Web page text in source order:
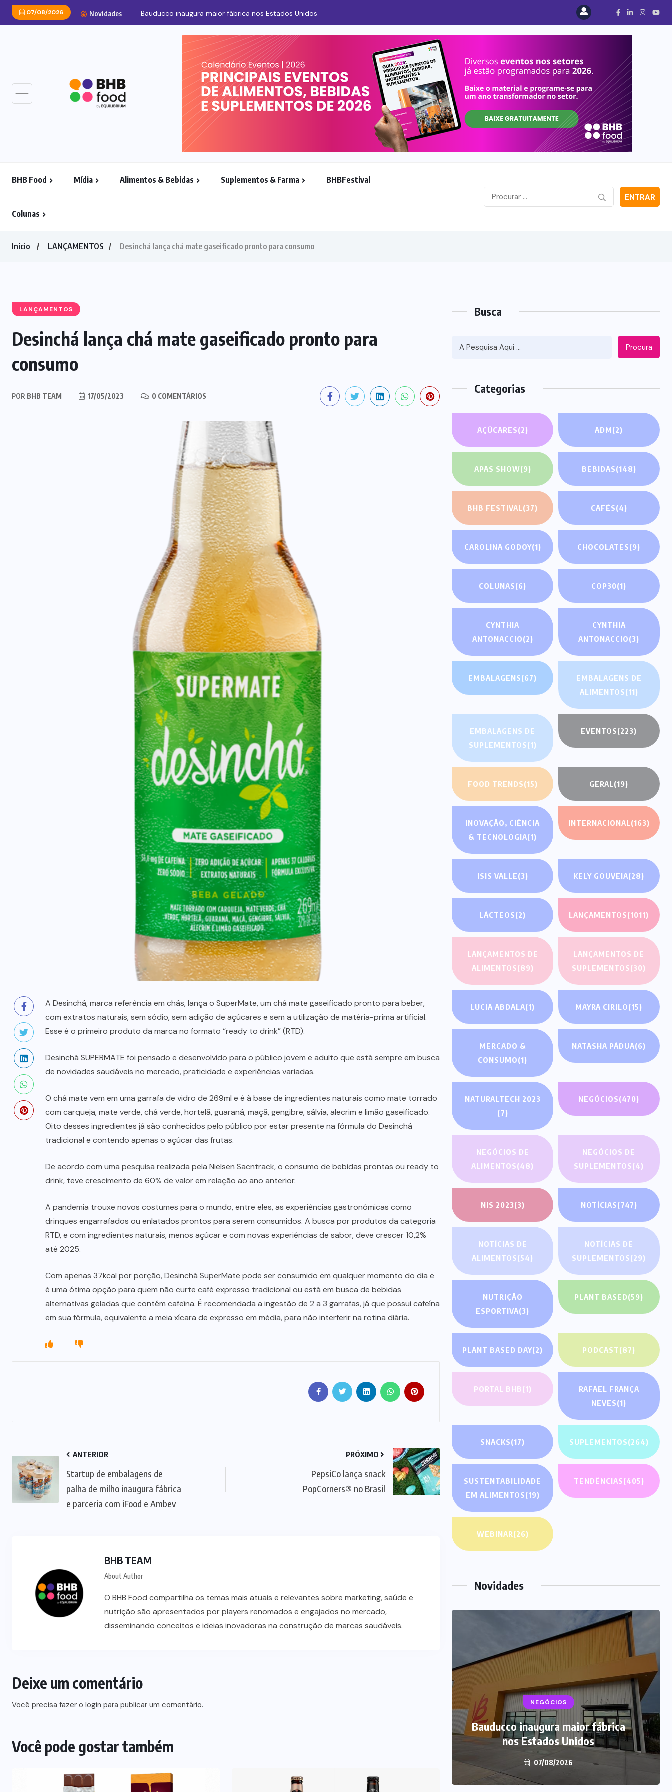
07/08/2026 Novidades Nestlé avalia compra de participação no grupo Bauducco
BHB Food Mídia Alimentos & Bebidas Suplementos & Farma BHBFestival
Colunas
ENTRAR
Início LANÇAMENTOS Desinchá lança chá mate gaseificado pronto para consumo
LANÇAMENTOS
Desinchá lança chá mate gaseificado pronto para
consumo
POR BHB TEAM 17/05/2023 0 COMENTÁRIOS
A Desinchá, marca referência em chás, lança o SuperMate, um chá mate gaseificado pronto para beber,
com extratos naturais, sem sódio, sem adição de açúcares e sem a utilização de matéria-prima artificial.
Esse é o primeiro produto da marca no formato “ready to drink” (RTD).
Desinchá SUPERMATE foi pensado e desenvolvido para o público jovem e adulto que está sempre em busca
de novidades saudáveis no mercado, praticidade e experiências variadas.
O chá mate vem em uma garrafa de vidro de 269ml e é à base de ingredientes naturais como mate torrado
com carqueja, mate verde, chá verde, hortelã, guaraná, maçã, gengibre, sálvia, alecrim e limão gaseificado.
Oito desses ingredientes já são conhecidos pelo público por estar presente na fórmula do Desinchá
tradicional e contendo apenas o açúcar das frutas.
De acordo com uma pesquisa realizada pela Nielsen Sacntrack, o consumo de bebidas prontas ou ready to
drink, teve crescimento de 60% de valor em relação ao ano anterior.
A pandemia trouxe novos costumes para o mundo, entre eles, as experiências gastronômicas como
drinques engarrafados ou enlatados prontos para serem consumidos. A busca por produtos da categoria
RTD, e com ingredientes naturais, menos açúcar e com novas experiências de sabor, deve crescer 10,2%
até 2025.
Com apenas 37kcal por porção, Desinchá SuperMate pode ser consumido em qualquer momento do dia e
é uma ótima opção para quem não curte café expresso tradicional ou está em busca de bebidas
alternativas geladas que contém cafeína. É recomendada a ingestão de 2 a 3 garrafas, já que possui cafeína
em sua fórmula, equivalente a meia xícara de expresso em média, para não interferir na rotina diária.
ANTERIOR
Startup de embalagens de
palha de milho inaugura fábrica
e parceria com iFood e Ambev
PRÓXIMO
PepsiCo lança snack
PopCorners® no Brasil
BHB TEAM
About Author
O BHB Food compartilha os temas mais atuais e relevantes sobre marketing, saúde e
nutrição são apresentados por players renomados e engajados no mercado,
disseminando conceitos e ideias inovadoras na construção de marcas saudáveis.
Deixe um comentário
Você precisa fazer o login para publicar um comentário.
Você pode gostar também
Busca
Procura
Categorias
AÇÚCARES(2) ADM(2)
APAS SHOW(9) BEBIDAS(148)
BHB FESTIVAL(37) CAFÉS(4)
CAROLINA GODOY(1) CHOCOLATES(9)
COLUNAS(6) COP30(1)
CYNTHIA
ANTONACCIO(2)
CYNTHIA
ANTONACCIO(3)
EMBALAGENS(67)
EMBALAGENS DE
ALIMENTOS(11)
EMBALAGENS DE
SUPLEMENTOS(1)
EVENTOS(223)
FOOD TRENDS(15) GERAL(19)
INOVAÇÃO, CIÊNCIA
& TECNOLOGIA(1)
INTERNACIONAL(163)
ISIS VALLE(3) KELY GOUVEIA(28)
LÁCTEOS(2) LANÇAMENTOS(1011)
LANÇAMENTOS DE
ALIMENTOS(89)
LANÇAMENTOS DE
SUPLEMENTOS(30)
LUCIA ABDALA(1) MAYRA CIRILO(15)
MERCADO &
CONSUMO(1)
NATASHA PÁDUA(6)
NATURALTECH 2023
(7)
NEGÓCIOS(470)
NEGÓCIOS DE
ALIMENTOS(48)
NEGÓCIOS DE
SUPLEMENTOS(4)
NIS 2023(3) NOTÍCIAS(747)
NOTÍCIAS DE
ALIMENTOS(54)
NOTÍCIAS DE
SUPLEMENTOS(29)
NUTRIÇÃO
ESPORTIVA(3)
PLANT BASED(59)
PLANT BASED DAY(2) PODCAST(87)
PORTAL BHB(1)
RAFAEL FRANÇA
NEVES(1)
SNACKS(17) SUPLEMENTOS(264)
SUSTENTABILIDADE
EM ALIMENTOS(19)
TENDÊNCIAS(405)
WEBINAR(26)
Novidades
NEGÓCIOS
nos Estados Unidos
NEGÓCIOS
Bauducco inaugura maior fábrica
nos Estados Unidos
07/08/2026